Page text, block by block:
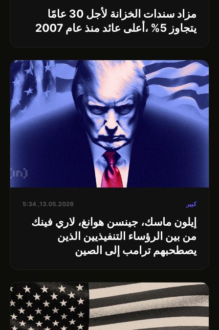
مزاد سندات الخزانة لأجل 30 عامًا
يتجاوز 5% ،أعلى عائد منذ عام 2007
كبير 13.05.2026, 5:34
إيلون ماسك، جينسن هوانغ، لاري فينك
من بين الرؤساء التنفيذيين الذين
يصطحبهم ترامب إلى الصين